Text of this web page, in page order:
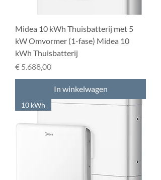
Midea 10 kWh Thuisbatterij met 5
kW Omvormer (1-fase) Midea 10
kWh Thuisbatterij
Prijs
€ 5.688,00
In winkelwagen
10 kWh